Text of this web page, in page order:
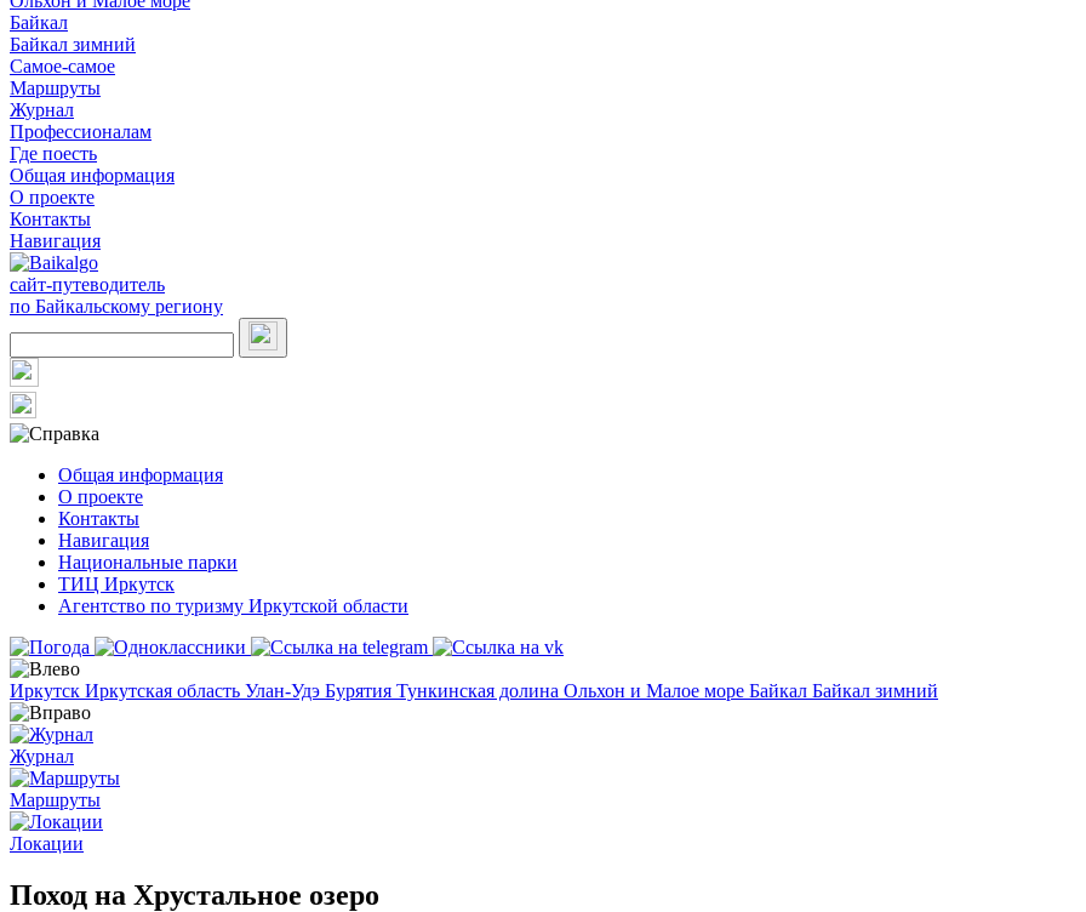
Байкал
Байкал зимний
Самое-самое
Маршруты
Журнал
Профессионалам
Где поесть
Общая информация
О проекте
Контакты
Навигация
сайт-путеводитель
по Байкальскому региону
Общая информация
О проекте
Контакты
Навигация
Национальные парки
ТИЦ Иркутск
Агентство по туризму Иркутской области
Иркутск Иркутская область Улан-Удэ Бурятия Тункинская долина Ольхон и Малое море Байкал Байкал зимний
Журнал
Маршруты
Локации
Поход на Хрустальное озеро